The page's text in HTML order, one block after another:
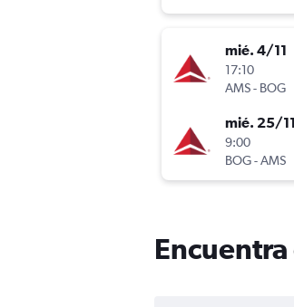
mié. 4/11
17:10
AMS- BOG
mié. 25/11
9:00
BOG-AMS